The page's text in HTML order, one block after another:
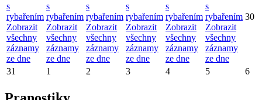
s
rybařením
Zobrazit
všechny
záznamy
ze dne
s
rybařením
Zobrazit
všechny
záznamy
ze dne
s
rybařením
Zobrazit
všechny
záznamy
ze dne
s
rybařením
Zobrazit
všechny
záznamy
ze dne
s
rybařením
Zobrazit
všechny
záznamy
ze dne
s
rybařením
Zobrazit
všechny
záznamy
ze dne
30
31 1 2 3 4 5 6